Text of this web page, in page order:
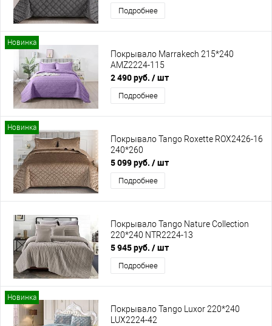
Подробнее
Новинка
Покрывало Marrakech 215*240
AMZ2224-115
2 490 руб. / шт
Подробнее
Новинка
Покрывало Tango Roxette ROX2426-16
240*260
5 099 руб. / шт
Подробнее
Покрывало Tango Nature Collection
220*240 NTR2224-13
5 945 руб. / шт
Подробнее
Новинка
Покрывало Tango Luxor 220*240
LUX2224-42